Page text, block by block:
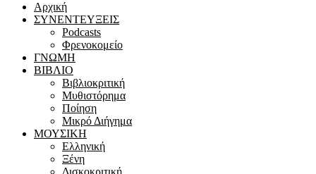
Αρχική
ΣΥΝΕΝΤΕΥΞΕΙΣ
Podcasts
Φρενοκομείο
ΓΝΩΜΗ
ΒΙΒΛΙΟ
Βιβλιοκριτική
Μυθιστόρημα
Ποίηση
Μικρό Διήγημα
ΜΟΥΣΙΚΗ
Ελληνική
Ξένη
Δισκοκριτική